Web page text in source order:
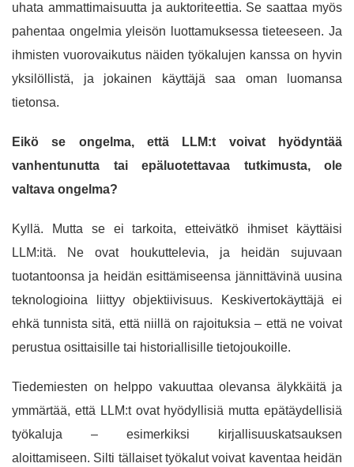
uhata ammattimaisuutta ja auktoriteettia. Se saattaa myös
pahentaa ongelmia yleisön luottamuksessa tieteeseen. Ja
ihmisten vuorovaikutus näiden työkalujen kanssa on hyvin
yksilöllistä, ja jokainen käyttäjä saa oman luomansa
tietonsa.
Eikö se ongelma, että LLM:t voivat hyödyntää
vanhentunutta tai epäluotettavaa tutkimusta, ole
valtava ongelma?
Kyllä. Mutta se ei tarkoita, etteivätkö ihmiset käyttäisi
LLM:itä. Ne ovat houkuttelevia, ja heidän sujuvaan
tuotantoonsa ja heidän esittämiseensa jännittävinä uusina
teknologioina liittyy objektiivisuus. Keskivertokäyttäjä ei
ehkä tunnista sitä, että niillä on rajoituksia – että ne voivat
perustua osittaisille tai historiallisille tietojoukoille.
Tiedemiesten on helppo vakuuttaa olevansa älykkäitä ja
ymmärtää, että LLM:t ovat hyödyllisiä mutta epätäydellisiä
työkaluja – esimerkiksi kirjallisuuskatsauksen
aloittamiseen. Silti tällaiset työkalut voivat kaventaa heidän